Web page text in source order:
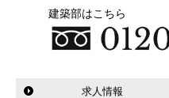
建築部はこちら
求人情報